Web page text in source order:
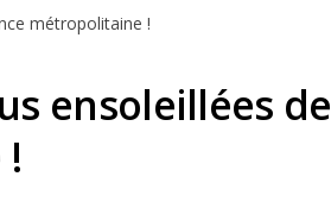
métropolitaine !
ensoleillées de